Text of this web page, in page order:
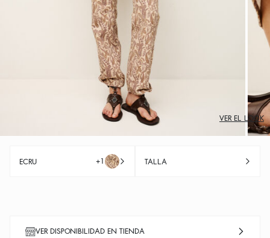
VER EL LOOK
ECRU +1 TALLA
VER DISPONIBILIDAD EN TIENDA